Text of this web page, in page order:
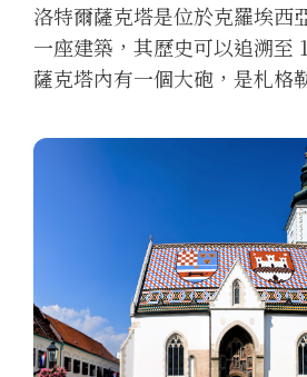
洛特爾薩克塔是位於克羅埃西
一座建築，其歷史可以追溯至
薩克塔內有一個大砲，是札格